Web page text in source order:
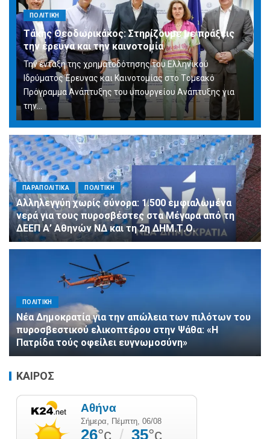
ΠΟΛΙΤΙΚΗ
Τάκης Θεοδωρικάκος: Στηρίζουμε με πράξεις
την έρευνα και την καινοτομία
Την ένταξη της χρηματοδότησης του Ελληνικού
Ιδρύματος Έρευνας και Καινοτομίας στο Tομεακό
Πρόγραμμα Ανάπτυξης του υπουργείου Ανάπτυξης για
την…
ΠΑΡΑΠΟΛΙΤΙΚΑ ΠΟΛΙΤΙΚΗ
Αλληλεγγύη χωρίς σύνορα: 1.500 εμφιαλωμένα
νερά για τους πυροσβέστες στα Μέγαρα από τη
ΔΕΕΠ Α’ Αθηνών ΝΔ και τη 2η ΔΗΜ.Τ.Ο.
ΠΟΛΙΤΙΚΗ
Νέα Δημοκρατία για την απώλεια των πιλότων του
πυροσβεστικού ελικοπτέρου στην Ψάθα: «Η
Πατρίδα τούς οφείλει ευγνωμοσύνη»
ΚΑΙΡΟΣ